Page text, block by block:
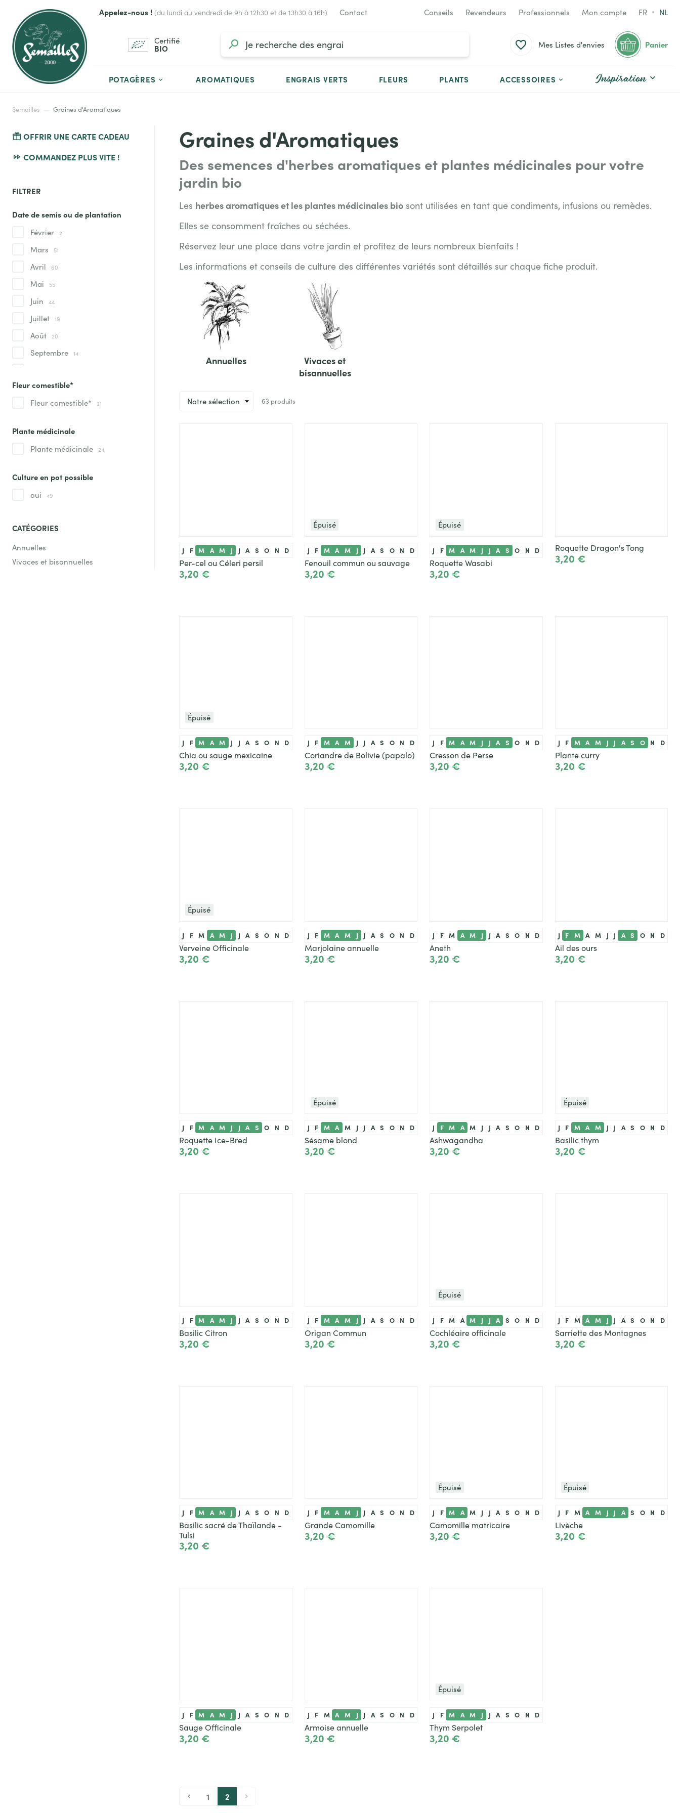
Appelez-nous ! (du lundi au vendredi de 9h à 12h30 et de 13h30 à 16h) Contact Conseils Revendeurs Professionnels Mon compte FR NL
Certifié
BIO Mes Listes d'envies Panier
POTAGÈRES AROMATIQUES ENGRAIS VERTS FLEURS PLANTS ACCESSOIRES Inspiration
Semailles Graines d'Aromatiques
OFFRIR UNE CARTE CADEAU
COMMANDEZ PLUS VITE !
FILTRER
Date de semis ou de plantation
Février 2
Mars 51
Avril 60
Mai 55
Juin 44
Juillet 19
Août 20
Septembre 14
Novembre
Fleur comestible*
Fleur comestible* 21
Plante médicinale
Plante médicinale 24
Culture en pot possible
oui 49
CATÉGORIES
Annuelles
Vivaces et bisannuelles
Graines d'Aromatiques
Des semences d'herbes aromatiques et plantes médicinales pour votre
jardin bio
Les herbes aromatiques et les plantes médicinales bio sont utilisées en tant que condiments, infusions ou remèdes.
Elles se consomment fraîches ou séchées.
Réservez leur une place dans votre jardin et profitez de leurs nombreux bienfaits !
Les informations et conseils de culture des différentes variétés sont détaillés sur chaque fiche produit.
Sous-
catégories
Annuelles
Vivaces et
bisannuelles
Trier 63 produits
J F M A M J J A S O N D
Per-cel ou Céleri persil
3,20 €
Épuisé
J F M A M J J A S O N D
Fenouil commun ou sauvage
3,20 €
Épuisé
J F M A M J J A S O N D
Roquette Wasabi
3,20 €
Roquette Dragon's Tong
3,20 €
Épuisé
J F M A M J J A S O N D
Chia ou sauge mexicaine
3,20 €
J F M A M J J A S O N D
Coriandre de Bolivie (papalo)
3,20 €
J F M A M J J A S O N D
Cresson de Perse
3,20 €
J F M A M J J A S O N D
Plante curry
3,20 €
Épuisé
J F M A M J J A S O N D
Verveine Officinale
3,20 €
J F M A M J J A S O N D
Marjolaine annuelle
3,20 €
J F M A M J J A S O N D
Aneth
3,20 €
J F M A M J J A S O N D
Ail des ours
3,20 €
J F M A M J J A S O N D
Roquette Ice-Bred
3,20 €
Épuisé
J F M A M J J A S O N D
Sésame blond
3,20 €
J F M A M J J A S O N D
Ashwagandha
3,20 €
Épuisé
J F M A M J J A S O N D
Basilic thym
3,20 €
J F M A M J J A S O N D
Basilic Citron
3,20 €
J F M A M J J A S O N D
Origan Commun
3,20 €
Épuisé
J F M A M J J A S O N D
Cochléaire officinale
3,20 €
J F M A M J J A S O N D
Sarriette des Montagnes
3,20 €
J F M A M J J A S O N D
Basilic sacré de Thaïlande -
Tulsi
3,20 €
J F M A M J J A S O N D
Grande Camomille
3,20 €
Épuisé
J F M A M J J A S O N D
Camomille matricaire
3,20 €
Épuisé
J F M A M J J A S O N D
Livèche
3,20 €
J F M A M J J A S O N D
Sauge Officinale
3,20 €
J F M A M J J A S O N D
Armoise annuelle
3,20 €
Épuisé
J F M A M J J A S O N D
Thym Serpolet
3,20 €
1 2